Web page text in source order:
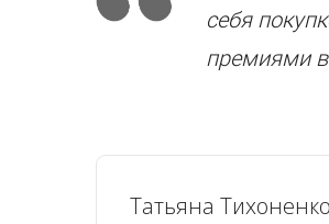
себя
премиями в
Татьяна